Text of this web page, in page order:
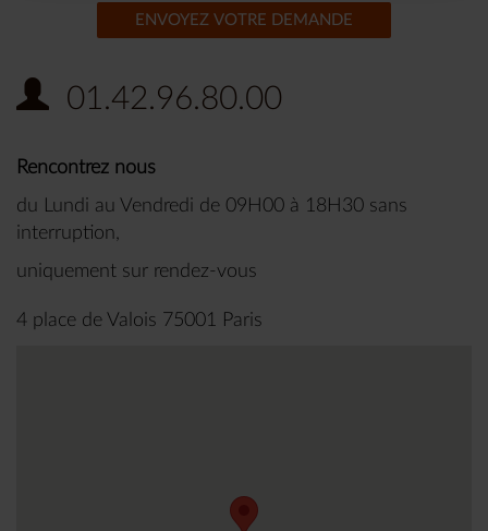
ENVOYEZ VOTRE DEMANDE
01.42.96.80.00
Rencontrez nous
du Lundi au Vendredi de 09H00 à 18H30 sans
interruption,
uniquement sur rendez-vous
4 place de Valois 75001 Paris